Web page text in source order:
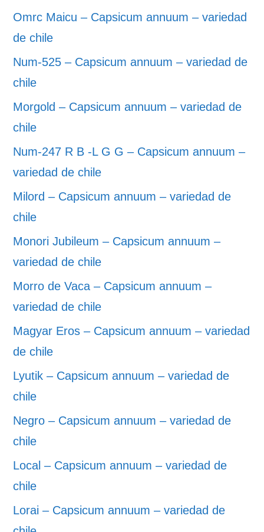
Omrc Maicu – Capsicum annuum – variedad
de chile
Num-525 – Capsicum annuum – variedad de
chile
Morgold – Capsicum annuum – variedad de
chile
Num-247 R B -L G G – Capsicum annuum –
variedad de chile
Milord – Capsicum annuum – variedad de
chile
Monori Jubileum – Capsicum annuum –
variedad de chile
Morro de Vaca – Capsicum annuum –
variedad de chile
Magyar Eros – Capsicum annuum – variedad
de chile
Lyutik – Capsicum annuum – variedad de
chile
Negro – Capsicum annuum – variedad de
chile
Local – Capsicum annuum – variedad de
chile
Lorai – Capsicum annuum – variedad de